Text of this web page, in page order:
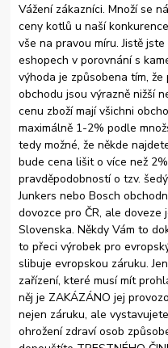
Vážení zákazníci. Množí se
ceny kotlů u naší
vše na pravou míru. Jistě
eshopech v porovnání s
výhoda je způsobena tím,
obchodu jsou výrazně nižší
cenu zboží mají všichni
maximálně 1-2% podle
tedy možné, že někde
bude cena lišit o více než
pravděpodobností o tzv.
Junkers nebo Bosch
dovozce pro ČR, ale doveze
Slovenska. Někdy Vám to
to přeci výrobek pro
slibuje evropskou záruku.
zařízení, které musí mít
něj je ZAKÁZÁNO jej
nejen záruku, ale
ohrožení zdraví osob